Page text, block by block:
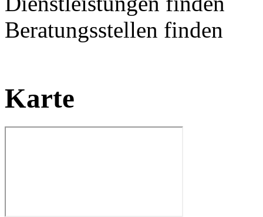
Beratungsstellen finden
Karte